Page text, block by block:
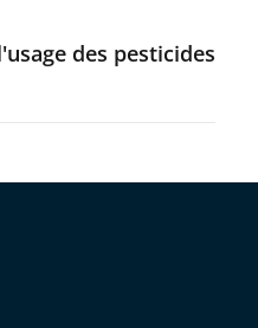
des pesticides